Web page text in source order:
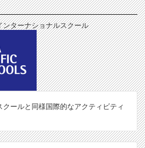
ターナショナルスクール
ールと同様国際的なアクティビティ